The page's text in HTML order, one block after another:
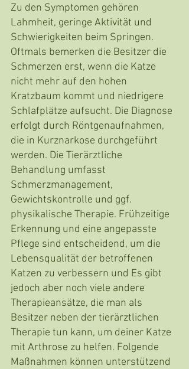
Zu den Symptomen gehören
Lahmheit, geringe Aktivität und
Schwierigkeiten beim Springen.
Oftmals bemerken die Besitzer die
Schmerzen erst, wenn die Katze
nicht mehr auf den hohen
Kratzbaum kommt und niedrigere
Schlafplätze aufsucht. Die Diagnose
erfolgt durch Röntgenaufnahmen,
die in Kurznarkose durchgeführt
werden. Die Tierärztliche
Behandlung umfasst
Schmerzmanagement,
Gewichtskontrolle und ggf.
physikalische Therapie. Frühzeitige
Erkennung und eine angepasste
Pflege sind entscheidend, um die
Lebensqualität der betroffenen
Katzen zu verbessern und Es gibt
jedoch aber noch viele andere
Therapieansätze, die man als
Besitzer neben der tierärztlichen
Therapie tun kann, um deiner Katze
mit Arthrose zu helfen. Folgende
Maßnahmen können unterstützend